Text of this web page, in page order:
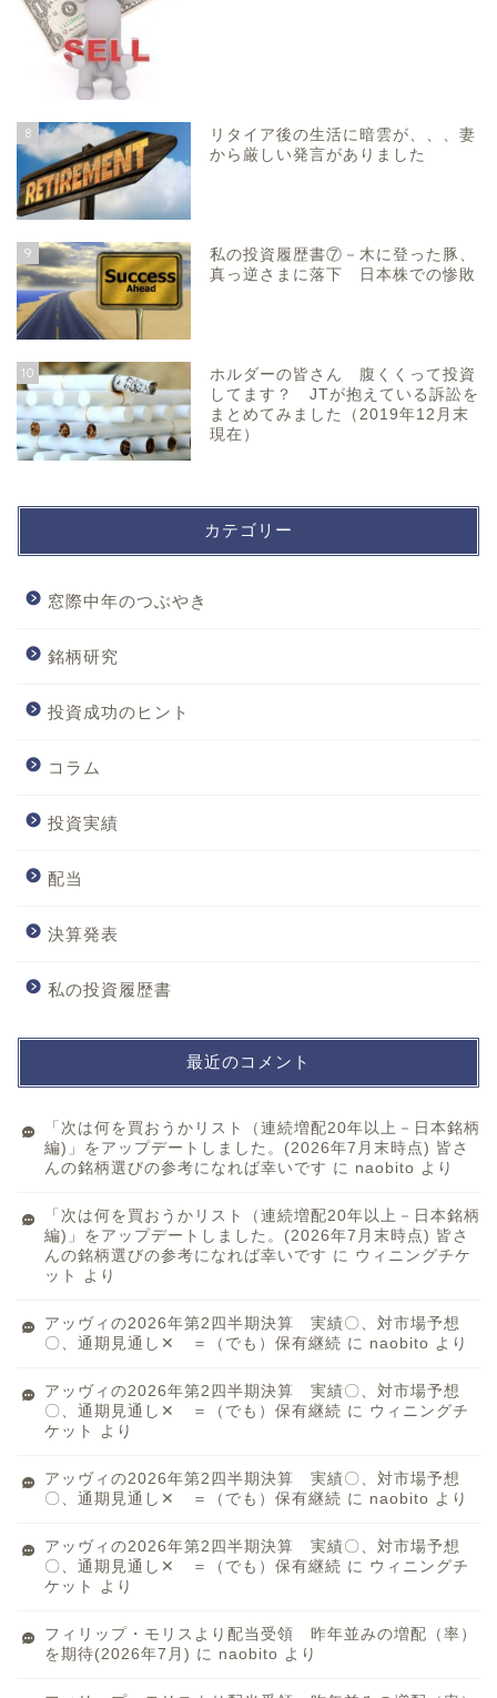
8
リタイア後の生活に暗雲が、、、妻
から厳しい発言がありました
9
私の投資履歴書⑦－木に登った豚、
真っ逆さまに落下 日本株での惨敗
10
ホルダーの皆さん 腹くくって投資
してます？ JTが抱えている訴訟を
まとめてみました（2019年12月末
現在）
カテゴリー
窓際中年のつぶやき
銘柄研究
投資成功のヒント
コラム
投資実績
配当
決算発表
私の投資履歴書
最近のコメント
「次は何を買おうかリスト（連続増配20年以上－日本銘柄
編)」をアップデートしました。(2026年7月末時点) 皆さ
んの銘柄選びの参考になれば幸いです に naobito より
「次は何を買おうかリスト（連続増配20年以上－日本銘柄
編)」をアップデートしました。(2026年7月末時点) 皆さ
んの銘柄選びの参考になれば幸いです に ウィニングチケ
ット
より
アッヴィの2026年第2四半期決算 実績〇、対市場予想
〇、通期見通し✕ ＝（でも）保有継続 に naobito より
アッヴィの2026年第2四半期決算 実績〇、対市場予想
〇、通期見通し✕ ＝（でも）保有継続 に ウィニングチ
ケット
より
アッヴィの2026年第2四半期決算 実績〇、対市場予想
〇、通期見通し✕ ＝（でも）保有継続 に naobito より
アッヴィの2026年第2四半期決算 実績〇、対市場予想
〇、通期見通し✕ ＝（でも）保有継続 に ウィニングチ
ケット
より
フィリップ・モリスより配当受領 昨年並みの増配（率）
を期待(2026年7月) に naobito より